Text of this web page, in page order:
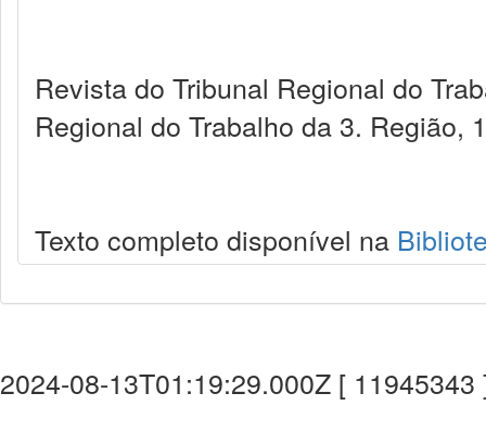
Revista do Tribunal Regional do
Regional do Trabalho da 3. Região,
Texto completo disponível na
2024-08-13T01:19:29.000Z [ 11945343